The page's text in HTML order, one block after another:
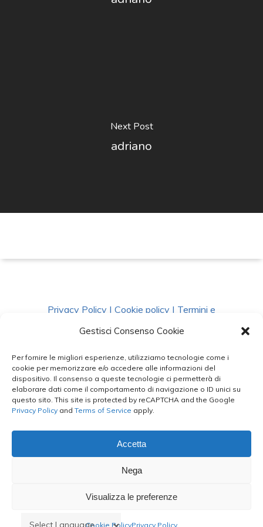
Gestisci Consenso Cookie
Per fornire le migliori esperienze, utilizziamo tecnologie come i
cookie per memorizzare e/o accedere alle informazioni del
dispositivo. Il consenso a queste tecnologie ci permetterà di
elaborare dati come il comportamento di navigazione o ID unici su
questo sito. This site is protected by reCAPTCHA and the Google
Privacy Policy and Terms of Service apply.
Accetta
Nega
Visualizza le preferenze
Cookie PolicyPrivacy Policy
Next Post
adriano
Privacy Policy | Cookie policy | Termini e
Condizioni|Richiedi Dati
facebook instagram whatsappphone
email
Le Bontà del Capo ©